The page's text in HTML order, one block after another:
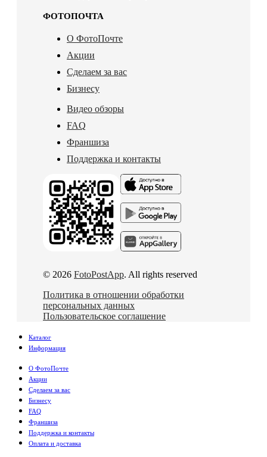
ФОТОПОЧТА
О ФотоПочте
Акции
Сделаем за вас
Бизнесу
Видео обзоры
FAQ
Франшиза
Поддержка и контакты
© 2026 FotoPostApp. All rights reserved
Политика в отношении обработки
персональных данных
Пользовательское соглашение
Каталог
Информация
О ФотоПочте
Акции
Сделаем за вас
Бизнесу
FAQ
Франшиза
Поддержка и контакты
Оплата и доставка